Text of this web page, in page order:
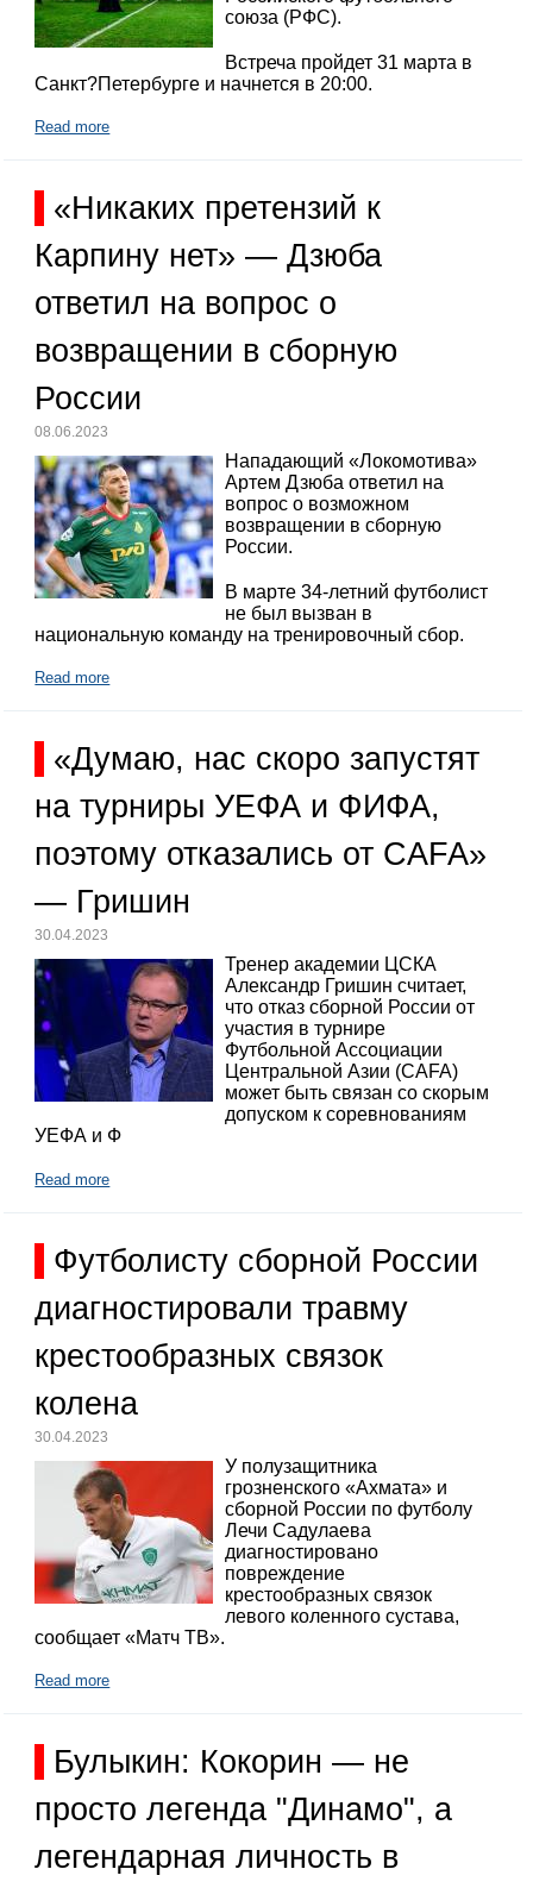
союза (РФС).
Встреча пройдет 31 марта в
Санкт?Петербурге и начнется в 20:00.
Read more
«Никаких претензий к
Карпину нет» — Дзюба
ответил на вопрос о
возвращении в сборную
России
08.06.2023
Нападающий «Локомотива»
Артем Дзюба ответил на
вопрос о возможном
возвращении в сборную
России.
В марте 34-летний футболист
не был вызван в
национальную команду на тренировочный сбор.
Read more
«Думаю, нас скоро запустят
на турниры УЕФА и ФИФА,
поэтому отказались от CAFA»
— Гришин
30.04.2023
Тренер академии ЦСКА
Александр Гришин считает,
что отказ сборной России от
участия в турнире
Футбольной Ассоциации
Центральной Азии (CAFA)
может быть связан со скорым
допуском к соревнованиям
УЕФА и Ф
Read more
Футболисту сборной России
диагностировали травму
крестообразных связок
колена
30.04.2023
У полузащитника
грозненского «Ахмата» и
сборной России по футболу
Лечи Садулаева
диагностировано
повреждение
крестообразных связок
левого коленного сустава,
сообщает «Матч ТВ».
Read more
Булыкин: Кокорин — не
просто легенда "Динамо", а
легендарная личность в